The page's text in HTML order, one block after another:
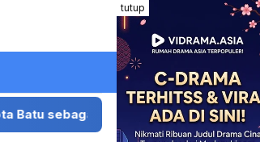
tutup
Destinasi Festival Musik Nasional